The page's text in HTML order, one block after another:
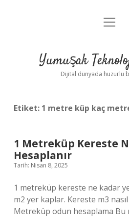
Anasayfa
Yasal Uyarı
menüyü
Yumuşak
Dijital dünyada huzurlu
Etiket: 1 metre küp kaç
1 Metreküp Kereste
Hesaplanır
Tarih: Nisan 8, 2025
1 metreküp kereste ne kadar
m2 yer kaplar. Kereste m3
Metreküp odun hesaplama Bu